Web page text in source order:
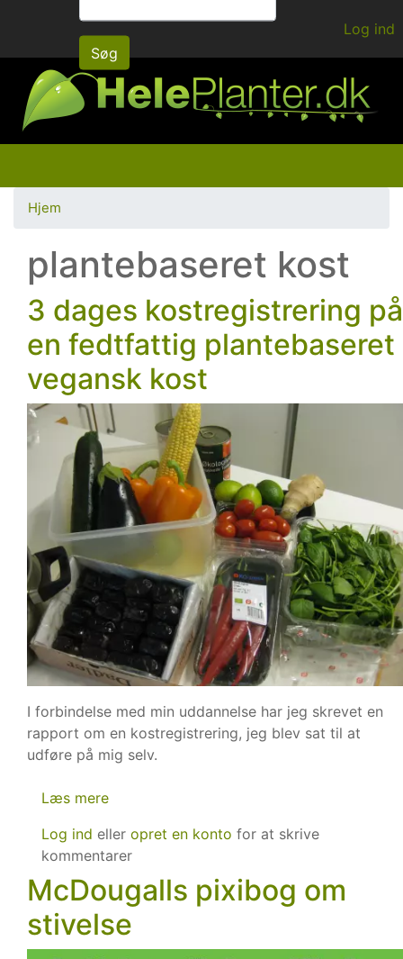
hovedindhold
Søg
Log ind
Hjem
plantebaseret kost
3 dages kostregistrering på
en fedtfattig plantebaseret
vegansk kost
I forbindelse med min uddannelse har jeg skrevet en
rapport om en kostregistrering, jeg blev sat til at
udføre på mig selv.
Læs mere
dages
kostregistrering
på
en
fedtfattig
plantebaseret
Log ind eller opret en konto for at skrive
kommentarer
McDougalls pixibog om
stivelse